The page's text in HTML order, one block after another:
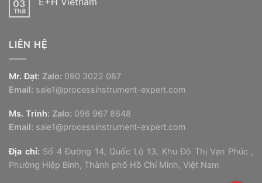
luận
03
Th8
ở
E+H
LIÊN HỆ
Mr. Đạt: Zalo: 090 3022 087
Email: sale1@processinstrument-expert.com
Ms. Trinh: Zalo: 096 967 8648
Email: sale1@processinstrument-expert.com
Địa chỉ: Số 4 Đường 14, Quốc Lộ 13, Khu Đô Thị Vạn Phúc ,
Phường Hiệp Bình, Thành phố Hồ Chí Minh, Việt Nam